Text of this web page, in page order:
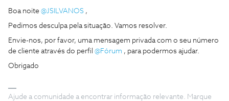
Boa noite @JSILVANOS ,
Pedimos desculpa pela situação. Vamos resolver.
Envie-nos, por favor, uma mensagem privada com o seu número
de cliente através do perfil @Fórum , para podermos ajudar.
Obrigado
Ajude a comunidade a encontrar informação relevante. Marque